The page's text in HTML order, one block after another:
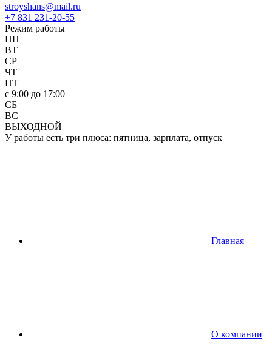
stroyshans@mail.ru
+7 831 231-20-55
Режим работы
ПН
ВТ
СР
ЧТ
ПТ
c 9:00 до 17:00
СБ
ВС
ВЫХОДНОЙ
У работы есть три плюса: пятница, зарплата, отпуск
Главная
О компании